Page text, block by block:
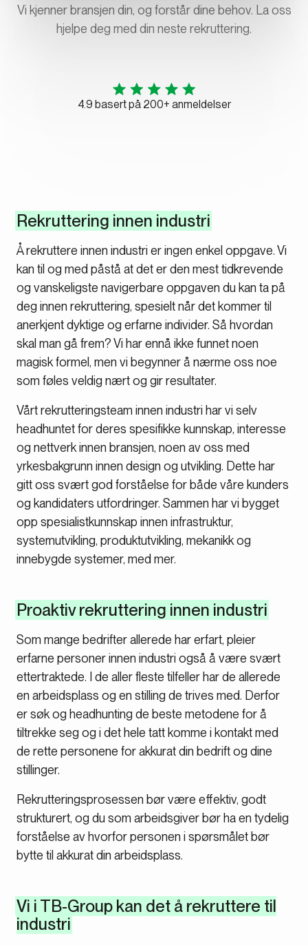
Vi kjenner bransjen din, og forstår dine behov. La oss
hjelpe deg med din neste rekruttering.
4.9 basert på 200+ anmeldelser
Rekruttering innen industri
Å rekruttere innen industri er ingen enkel oppgave. Vi
kan til og med påstå at det er den mest tidkrevende
og vanskeligste navigerbare oppgaven du kan ta på
deg innen rekruttering, spesielt når det kommer til
anerkjent dyktige og erfarne individer. Så hvordan
skal man gå frem? Vi har ennå ikke funnet noen
magisk formel, men vi begynner å nærme oss noe
som føles veldig nært og gir resultater.
Vårt rekrutteringsteam innen industri har vi selv
headhuntet for deres spesifikke kunnskap, interesse
og nettverk innen bransjen, noen av oss med
yrkesbakgrunn innen design og utvikling. Dette har
gitt oss svært god forståelse for både våre kunders
og kandidaters utfordringer. Sammen har vi bygget
opp spesialistkunnskap innen infrastruktur,
systemutvikling, produktutvikling, mekanikk og
innebygde systemer, med mer.
Proaktiv rekruttering innen industri
Som mange bedrifter allerede har erfart, pleier
erfarne personer innen industri også å være svært
ettertraktede. I de aller fleste tilfeller har de allerede
en arbeidsplass og en stilling de trives med. Derfor
er søk og headhunting de beste metodene for å
tiltrekke seg og i det hele tatt komme i kontakt med
de rette personene for akkurat din bedrift og dine
stillinger.
Rekrutteringsprosessen bør være effektiv, godt
strukturert, og du som arbeidsgiver bør ha en tydelig
forståelse av hvorfor personen i spørsmålet bør
bytte til akkurat din arbeidsplass.
Vi i TB-Group kan det å rekruttere til
industri